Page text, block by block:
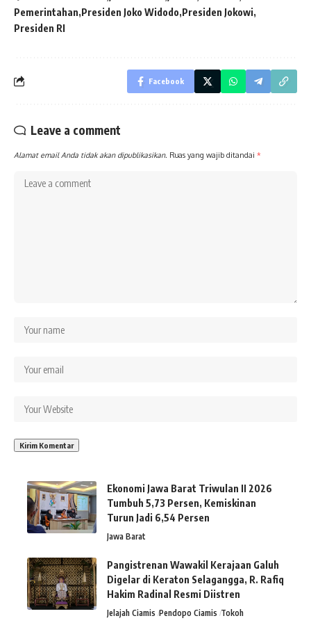
Pemerintahan Presiden Joko Widodo Presiden Jokowi
Presiden RI
Facebook
Leave a comment
Alamat email Anda tidak akan dipublikasikan. Ruas yang wajib ditandai *
Ekonomi Jawa Barat Triwulan II 2026
Tumbuh 5,73 Persen, Kemiskinan
Turun Jadi 6,54 Persen
Jawa Barat
Pangistrenan Wawakil Kerajaan Galuh
Digelar di Keraton Selagangga, R. Rafiq
Hakim Radinal Resmi Diistren
Jelajah Ciamis Pendopo Ciamis Tokoh